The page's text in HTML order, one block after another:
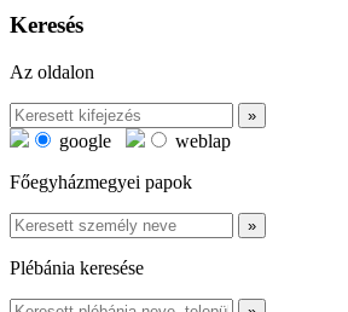
Keresés
Az oldalon
google
weblap
Főegyházmegyei papok
Plébánia keresése